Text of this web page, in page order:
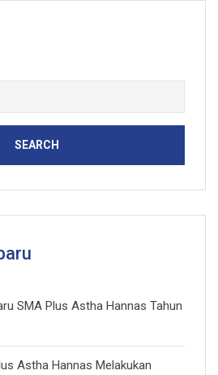
SMA Plus Astha Hannas Tahun
Astha Hannas Melakukan